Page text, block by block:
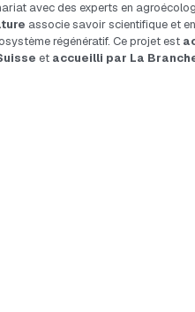
associe savoir scientifique et
régénératif. Ce projet est
et accueilli par La